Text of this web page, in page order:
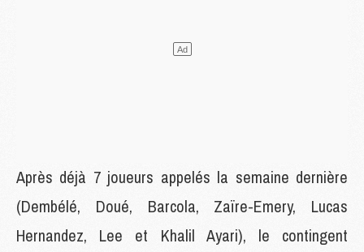
Après déjà 7 joueurs appelés la semaine dernière
(Dembélé, Doué, Barcola, Zaïre-Emery, Lucas
Hernandez, Lee et Khalil Ayari), le contingent